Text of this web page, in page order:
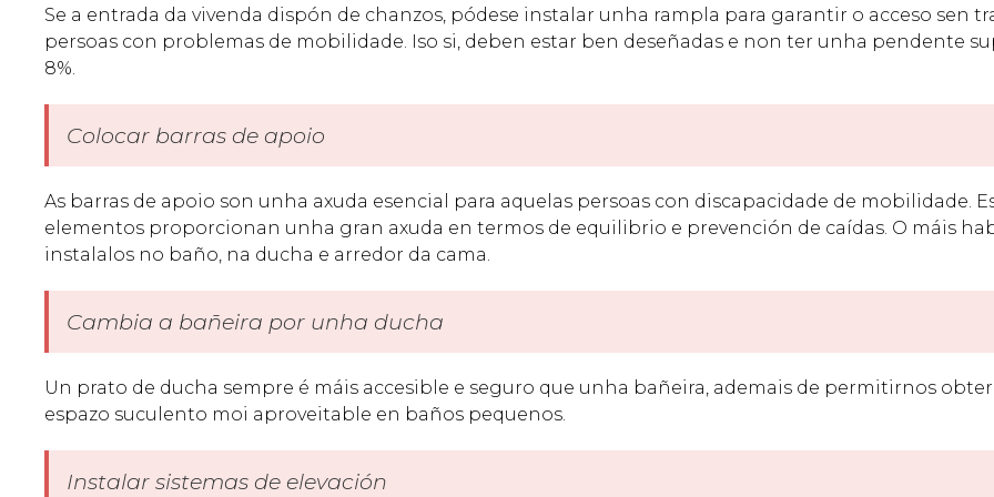
Se a entrada da vivenda dispón de chanzos, pódese instalar unha rampla para garantir o acceso sen
persoas con problemas de mobilidade. Iso si, deben estar ben deseñadas e non ter unha pendente
8%.
Colocar barras de apoio
As barras de apoio son unha axuda esencial para aquelas persoas con discapacidade de mobilidade.
elementos proporcionan unha gran axuda en termos de equilibrio e prevención de caídas. O máis
instalalos no baño, na ducha e arredor da cama.
Cambia a bañeira por unha ducha
Un prato de ducha sempre é máis accesible e seguro que unha bañeira, ademais de permitirnos
espazo suculento moi aproveitable en baños pequenos.
Instalar sistemas de elevación